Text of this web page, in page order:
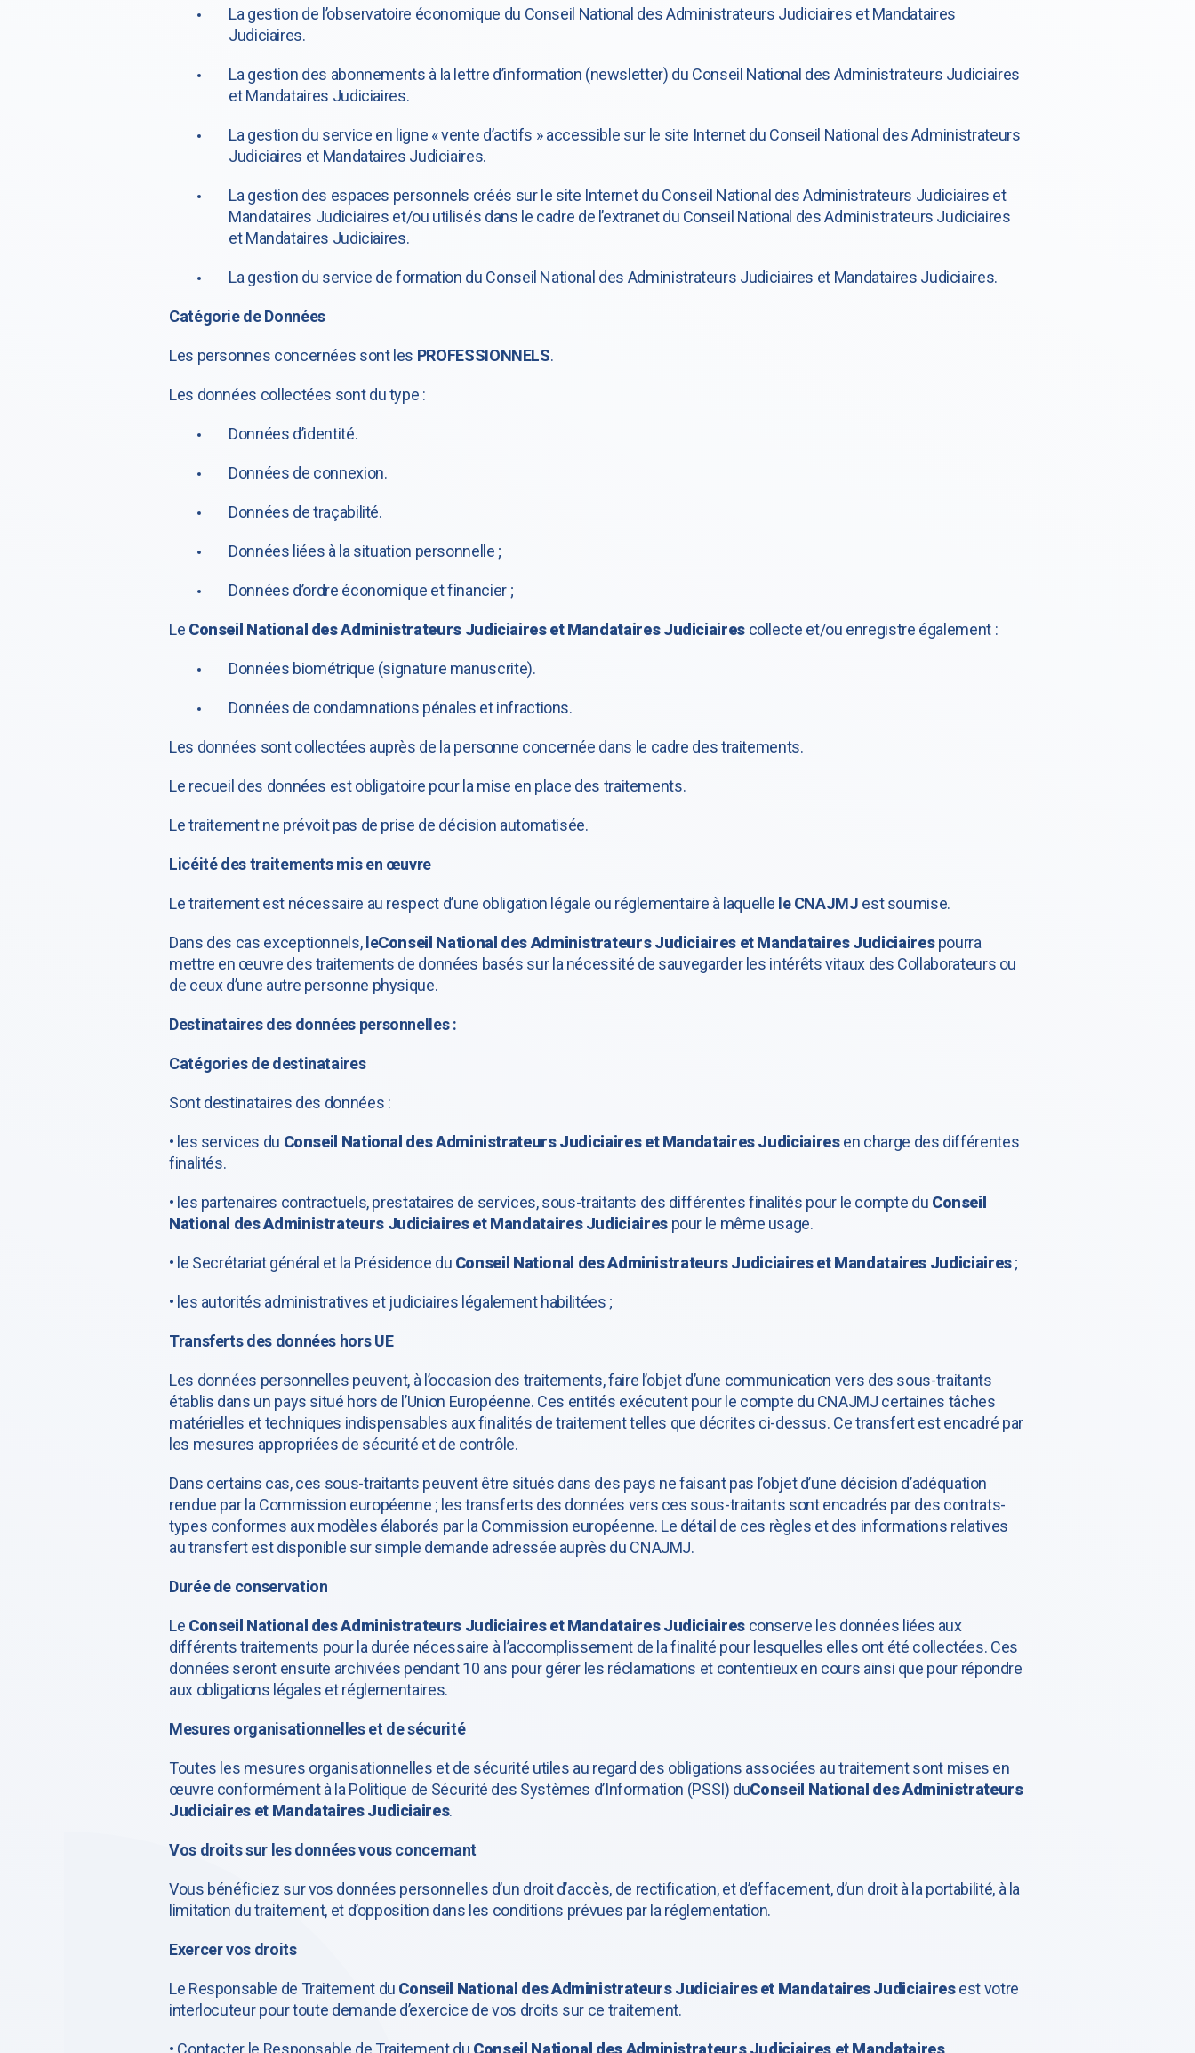
La gestion de l’observatoire économique du Conseil National des Administrateurs Judiciaires et Mandataires
Judiciaires.
La gestion des abonnements à la lettre d’information (newsletter) du Conseil National des Administrateurs Judiciaires
et Mandataires Judiciaires.
La gestion du service en ligne « vente d’actifs » accessible sur le site Internet du Conseil National des Administrateurs
Judiciaires et Mandataires Judiciaires.
La gestion des espaces personnels créés sur le site Internet du Conseil National des Administrateurs Judiciaires et
Mandataires Judiciaires et/ou utilisés dans le cadre de l’extranet du Conseil National des Administrateurs Judiciaires
et Mandataires Judiciaires.
La gestion du service de formation du Conseil National des Administrateurs Judiciaires et Mandataires Judiciaires.
Catégorie de Données
Les personnes concernées sont les PROFESSIONNELS.
Les données collectées sont du type :
Données d’identité.
Données de connexion.
Données de traçabilité.
Données liées à la situation personnelle ;
Données d’ordre économique et financier ;
Le Conseil National des Administrateurs Judiciaires et Mandataires Judiciairescollecte et/ou enregistre également :
Données biométrique (signature manuscrite).
Données de condamnations pénales et infractions.
Les données sont collectées auprès de la personne concernée dans le cadre des traitements.
Le recueil des données est obligatoire pour la mise en place des traitements.
Le traitement ne prévoit pas de prise de décision automatisée.
Licéité des traitements mis en œuvre
Le traitement est nécessaire au respect d’une obligation légale ou réglementaire à laquelle le CNAJMJ est soumise.
Dans des cas exceptionnels, leConseil National des Administrateurs Judiciaires et Mandataires Judiciairespourra
mettre en œuvre des traitements de données basés sur la nécessité de sauvegarder les intérêts vitaux des Collaborateurs ou
de ceux d’une autre personne physique.
Destinataires des données personnelles :
Catégories de destinataires
Sont destinataires des données :
• les services du Conseil National des Administrateurs Judiciaires et Mandataires Judiciairesen charge des différentes
finalités.
• les partenaires contractuels, prestataires de services, sous-traitants des différentes finalités pour le compte du Conseil
National des Administrateurs Judiciaires et Mandataires Judiciairespour le même usage.
• le Secrétariat général et la Présidence du Conseil National des Administrateurs Judiciaires et Mandataires Judiciaires;
• les autorités administratives et judiciaires légalement habilitées ;
Transferts des données hors UE
Les données personnelles peuvent, à l’occasion des traitements, faire l’objet d’une communication vers des sous-traitants
établis dans un pays situé hors de l’Union Européenne. Ces entités exécutent pour le compte du CNAJMJ certaines tâches
matérielles et techniques indispensables aux finalités de traitement telles que décrites ci-dessus. Ce transfert est encadré par
les mesures appropriées de sécurité et de contrôle.
Dans certains cas, ces sous-traitants peuvent être situés dans des pays ne faisant pas l’objet d’une décision d’adéquation
rendue par la Commission européenne ; les transferts des données vers ces sous-traitants sont encadrés par des contrats-
types conformes aux modèles élaborés par la Commission européenne. Le détail de ces règles et des informations relatives
au transfert est disponible sur simple demande adressée auprès du CNAJMJ.
Durée de conservation
Le Conseil National des Administrateurs Judiciaires et Mandataires Judiciairesconserve les données liées aux
différents traitements pour la durée nécessaire à l’accomplissement de la finalité pour lesquelles elles ont été collectées. Ces
données seront ensuite archivées pendant 10 ans pour gérer les réclamations et contentieux en cours ainsi que pour répondre
aux obligations légales et réglementaires.
Mesures organisationnelles et de sécurité
Toutes les mesures organisationnelles et de sécurité utiles au regard des obligations associées au traitement sont mises en
œuvre conformément à la Politique de Sécurité des Systèmes d’Information (PSSI) duConseil National des Administrateurs
Judiciaires et Mandataires Judiciaires.
Vos droits sur les données vous concernant
Vous bénéficiez sur vos données personnelles d’un droit d’accès, de rectification, et d’effacement, d’un droit à la portabilité, à la
limitation du traitement, et d’opposition dans les conditions prévues par la réglementation.
Exercer vos droits
Le Responsable de Traitement du Conseil National des Administrateurs Judiciaires et Mandataires Judiciairesest votre
interlocuteur pour toute demande d’exercice de vos droits sur ce traitement.
• Contacter le Responsable de Traitement du Conseil National des Administrateurs Judiciaires et Mandataires